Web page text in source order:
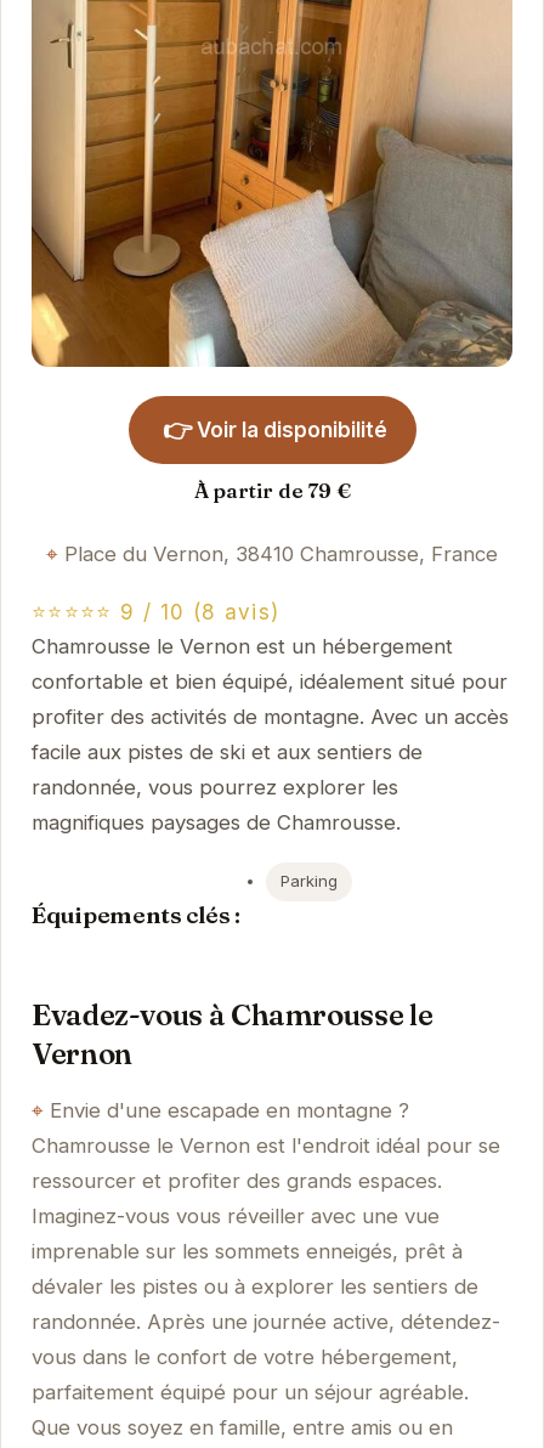
👉 Voir la disponibilité
À partir de 79 €
Place du Vernon, 38410 Chamrousse, France
⭐⭐⭐⭐⭐ 9 / 10 (8 avis)
Chamrousse le Vernon est un hébergement
confortable et bien équipé, idéalement situé pour
profiter des activités de montagne. Avec un accès
facile aux pistes de ski et aux sentiers de
randonnée, vous pourrez explorer les
magnifiques paysages de Chamrousse.
Équipements clés :
Parking
Evadez-vous à Chamrousse le
Vernon
Envie d'une escapade en montagne ?
Chamrousse le Vernon est l'endroit idéal pour se
ressourcer et profiter des grands espaces.
Imaginez-vous vous réveiller avec une vue
imprenable sur les sommets enneigés, prêt à
dévaler les pistes ou à explorer les sentiers de
randonnée. Après une journée active, détendez-
vous dans le confort de votre hébergement,
parfaitement équipé pour un séjour agréable.
Que vous soyez en famille, entre amis ou en